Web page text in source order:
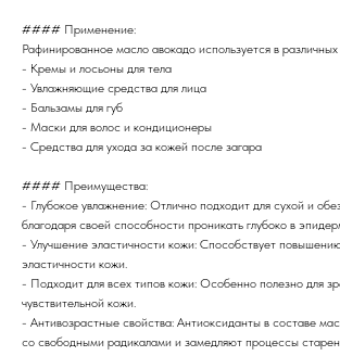
#### Применение:
Рафинированное масло авокадо используется в различных
- Кремы и лосьоны для тела
- Увлажняющие средства для лица
- Бальзамы для губ
- Маски для волос и кондиционеры
- Средства для ухода за кожей после загара
#### Преимущества:
- Глубокое увлажнение: Отлично подходит для сухой и
благодаря своей способности проникать глубоко в
- Улучшение эластичности кожи: Способствует
эластичности кожи.
- Подходит для всех типов кожи: Особенно полезно для
чувствительной кожи.
- Антивозрастные свойства: Антиоксиданты в составе
со свободными радикалами и замедляют процессы